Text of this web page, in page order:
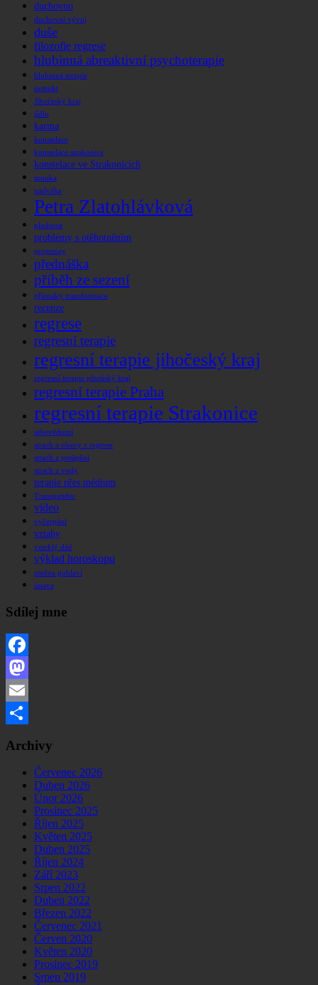
duchovno
duchovní vývoj
duše
filozofie regrese
hlubinná abreaktivní psychoterapie
hlubinná terapie
instinkt
Jihočeský kraj
jídlo
karma
konstelace
konstelace strakonice
konstelace ve Strakonicích
mouka
nadváha
Petra Zlatohlávková
plodnost
problémy s otěhotněním
prognózy
přednáška
příběh ze sezení
příznaky transformace
recenze
regrese
regresní terapie
regresní terapie jihočeský kraj
regresní terapie plzeňský kraj
regresní terapie Praha
regresní terapie Strakonice
sebevědomí
strach a obavy z regrese
strach z potápění
strach z vody
terapie přes médium
Transgender
video
vyčerpání
vztahy
vzteklý dítě
výklad horoskopu
změna pohlaví
únava
Sdílej mne
Facebook
Mastodon
Email
Archivy
Červenec 2026
Duben 2026
Únor 2026
Prosinec 2025
Říjen 2025
Květen 2025
Duben 2025
Říjen 2024
Září 2023
Srpen 2022
Duben 2022
Březen 2022
Červenec 2021
Červen 2020
Květen 2020
Prosinec 2019
Srpen 2019